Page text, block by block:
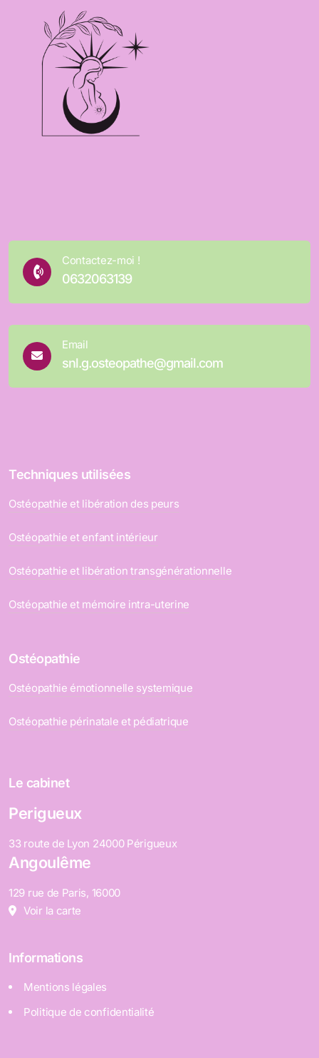
Contactez-moi !
0632063139
Email
snl.g.osteopathe@gmail.com
Techniques utilisées
Ostéopathie et libération des peurs
Ostéopathie et enfant intérieur
Ostéopathie et libération transgénérationnelle
Ostéopathie et mémoire intra-uterine
Ostéopathie
Ostéopathie émotionnelle systemique
Ostéopathie périnatale et pédiatrique
Le cabinet
Perigueux
33 route de Lyon 24000 Périgueux
Angoulême
129 rue de Paris, 16000
Voir la carte
Informations
Mentions légales
Politique de confidentialité